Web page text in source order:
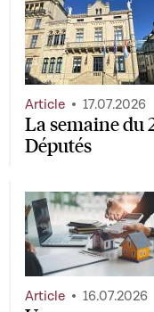
La semaine du
Députés
Article 17.07.2026
Article 16.07.2026